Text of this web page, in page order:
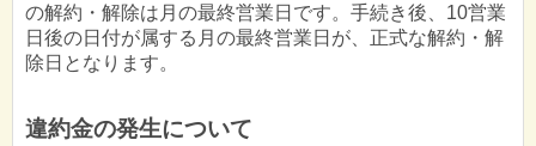
の解約・解除は月の最終営業日です。手続き後、10営業
日後の日付が属する月の最終営業日が、正式な解約・解
除日となります。
違約金の発生について